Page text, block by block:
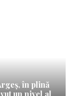
în plină
un nivel al